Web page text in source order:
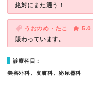
絶対にまた通う！
うおのめ・たこ
5.0
賑わっています。
診療科目：
美容外科、皮膚科、泌尿器科